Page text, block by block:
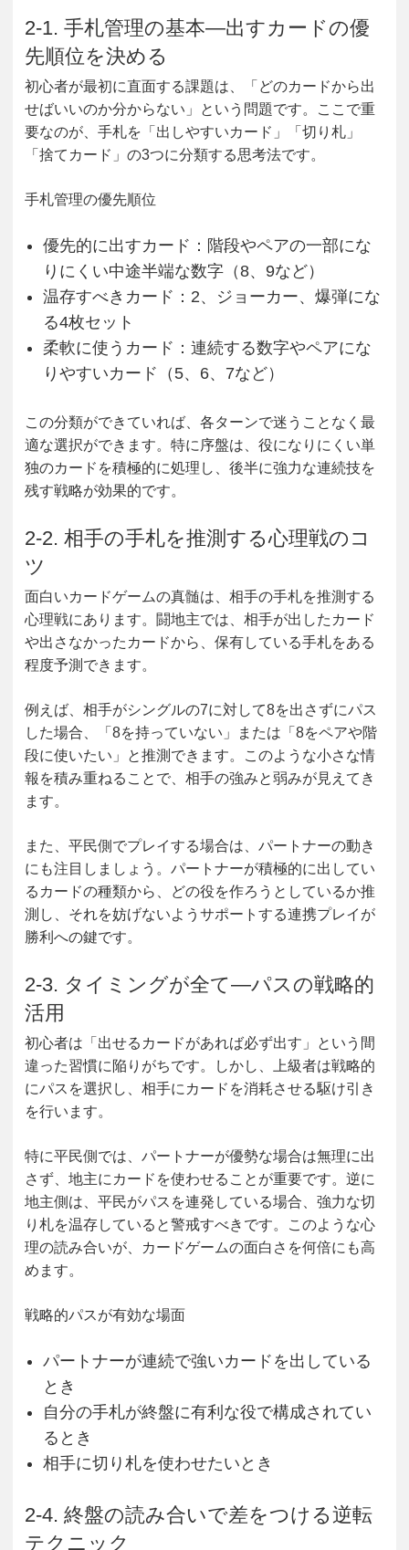
2-1. 手札管理の基本―出すカードの優
先順位を決める
初心者が最初に直面する課題は、「どのカードから出
せばいいのか分からない」という問題です。ここで重
要なのが、手札を「出しやすいカード」「切り札」
「捨てカード」の3つに分類する思考法です。
手札管理の優先順位
優先的に出すカード ：階段やペアの一部にな
りにくい中途半端な数字（8、9など）
温存すべきカード ：2、ジョーカー、爆弾にな
る4枚セット
柔軟に使うカード ：連続する数字やペアにな
りやすいカード（5、6、7など）
この分類ができていれば、各ターンで迷うことなく最
適な選択ができます。特に序盤は、役になりにくい単
独のカードを積極的に処理し、後半に強力な連続技を
残す戦略が効果的です。
2-2. 相手の手札を推測する心理戦のコ
ツ
面白いカードゲームの真髄は、相手の手札を推測する
心理戦にあります。闘地主では、相手が出したカード
や出さなかったカードから、保有している手札をある
程度予測できます。
例えば、相手がシングルの7に対して8を出さずにパス
した場合、「8を持っていない」または「8をペアや階
段に使いたい」と推測できます。このような小さな情
報を積み重ねることで、相手の強みと弱みが見えてき
ます。
また、平民側でプレイする場合は、パートナーの動き
にも注目しましょう。パートナーが積極的に出してい
るカードの種類から、どの役を作ろうとしているか推
測し、それを妨げないようサポートする連携プレイが
勝利への鍵です。
2-3. タイミングが全て―パスの戦略的
活用
初心者は「出せるカードがあれば必ず出す」という間
違った習慣に陥りがちです。しかし、上級者は戦略的
にパスを選択し、相手にカードを消耗させる駆け引き
を行います。
特に平民側では、パートナーが優勢な場合は無理に出
さず、地主にカードを使わせることが重要です。逆に
地主側は、平民がパスを連発している場合、強力な切
り札を温存していると警戒すべきです。このような心
理の読み合いが、カードゲームの面白さを何倍にも高
めます。
戦略的パスが有効な場面
パートナーが連続で強いカードを出している
とき
自分の手札が終盤に有利な役で構成されてい
るとき
相手に切り札を使わせたいとき
2-4. 終盤の読み合いで差をつける逆転
テクニック